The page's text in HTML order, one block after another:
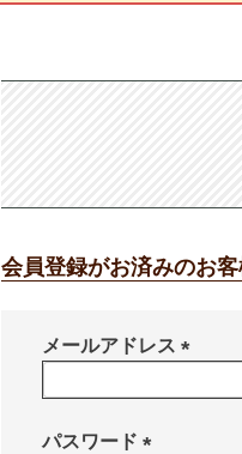
会員登録がお済みのお客
メールアドレス
パスワード